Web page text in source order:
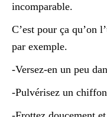
incomparable.
C’est pour ça qu’on
par exemple.
-Versez-en un peu
-Pulvérisez un